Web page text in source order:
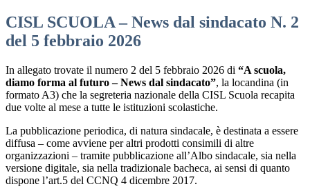
CISL SCUOLA – News dal sindacato N. 2
del 5 febbraio 2026
In allegato trovate il numero 2 del 5 febbraio 2026 di “A scuola,
diamo forma al futuro – News dal sindacato”, la locandina (in
formato A3) che la segreteria nazionale della CISL Scuola recapita
due volte al mese a tutte le istituzioni scolastiche.
La pubblicazione periodica, di natura sindacale, è destinata a essere
diffusa – come avviene per altri prodotti consimili di altre
organizzazioni – tramite pubblicazione all’Albo sindacale, sia nella
versione digitale, sia nella tradizionale bacheca, ai sensi di quanto
dispone l’art.5 del CCNQ 4 dicembre 2017.